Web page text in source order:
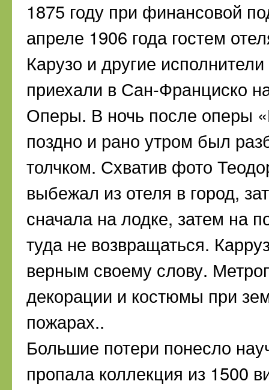
1875 году при финансовой
апреле 1906 года гостем
Карузо и другие
приехали в Сан-Франциско
Оперы. В ночь после оперы
поздно и рано утром был
толчком. Схватив фото
выбежал из отеля в город,
сначала на лодке, затем на
туда не возвращаться.
верным своему слову.
декорации и костюмы при
пожарах..
Большие потери понесло
пропала коллекция из 1500